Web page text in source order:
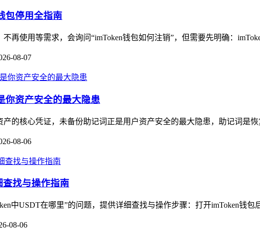
包停用全指南
再使用等需求，会询问“imToken钱包如何注销”，但需要先明确：
08-07
你资产安全的最大隐患
产的核心凭证，未备份助记词正是用户资产安全的最大隐患，助记词是
08-06
找与操作指南
中USDT在哪里”的问题，提供详细查找与操作步骤：打开imToken钱
08-06